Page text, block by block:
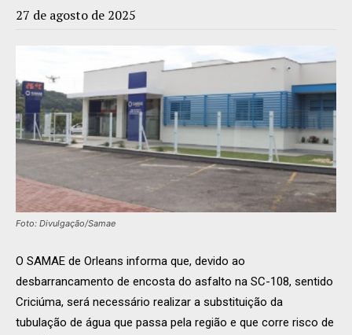
27 de agosto de 2025
Foto: Divulgação/Samae
O SAMAE de Orleans informa que, devido ao
desbarrancamento de encosta do asfalto na SC-108, sentido
Criciúma, será necessário realizar a substituição da
tubulação de água que passa pela região e que corre risco de